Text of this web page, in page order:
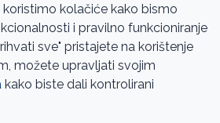
kolačiće kako bismo
i pravilno funkcioniranje
sve" pristajete na korištenje
možete upravljati svojim
kako biste dali kontrolirani